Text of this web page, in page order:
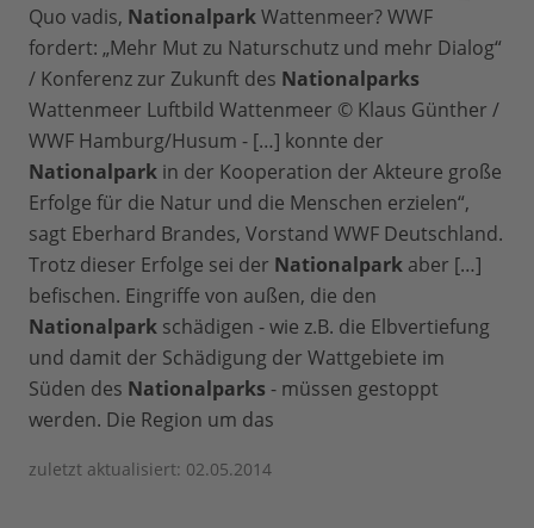
Quo vadis, NationalparkWattenmeer? WWF
fordert: „Mehr Mut zu Naturschutz und mehr Dialog“
/ Konferenz zur Zukunft des Nationalparks
Wattenmeer Luftbild Wattenmeer © Klaus Günther /
WWF Hamburg/Husum - […] konnte der
Nationalpark in der Kooperation der Akteure große
Erfolge für die Natur und die Menschen erzielen“,
sagt Eberhard Brandes, Vorstand WWF Deutschland.
Trotz dieser Erfolge sei der Nationalpark aber […]
befischen. Eingriffe von außen, die den
Nationalpark schädigen - wie z.B. die Elbvertiefung
und damit der Schädigung der Wattgebiete im
Süden des Nationalparks - müssen gestoppt
werden. Die Region um das
zuletzt aktualisiert: 02.05.2014